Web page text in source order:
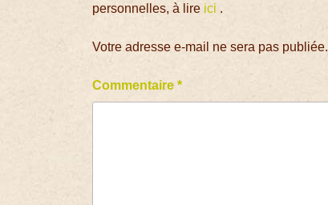
personnelles, à lire ici .
Votre adresse e-mail ne sera pas publiée.
Commentaire*